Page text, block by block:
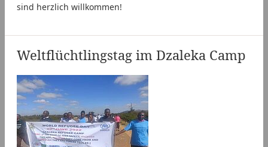
sind herzlich willkommen!
Weltflüchtlingstag im Dzaleka Camp